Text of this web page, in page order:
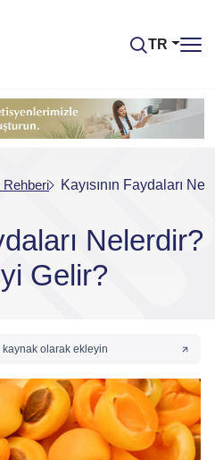
TR
Rehberi Kayısının Faydaları
Nelerdir?
Gelir?
olarak ekleyin